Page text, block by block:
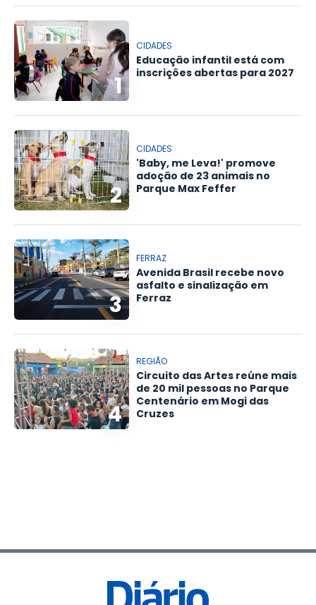
1
CIDADES
Educação infantil está com
inscrições abertas para 2027
2
CIDADES
'Baby, me Leva!' promove
adoção de 23 animais no
Parque Max Feffer
3
FERRAZ
Avenida Brasil recebe novo
asfalto e sinalização em
Ferraz
4
REGIÃO
Circuito das Artes reúne mais
de 20 mil pessoas no Parque
Centenário em Mogi das
Cruzes